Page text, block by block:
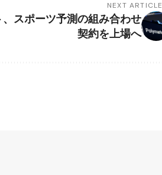
NEXT ARTICLE
スポーツ予測の組み合わせ
契約を上場へ